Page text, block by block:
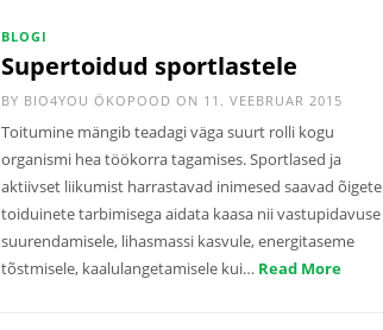
BLOGI
Supertoidud sportlastele
BY BIO4YOU ÖKOPOOD ON 11. VEEBRUAR 2015
Toitumine mängib teadagi väga suurt rolli kogu
organismi hea töökorra tagamises. Sportlased ja
aktiivset liikumist harrastavad inimesed saavad õigete
toiduinete tarbimisega aidata kaasa nii vastupidavuse
suurendamisele, lihasmassi kasvule, energitaseme
tõstmisele, kaalulangetamisele kui… Read More